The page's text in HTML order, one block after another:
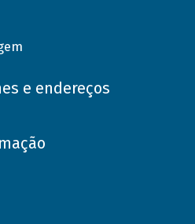
e endereços